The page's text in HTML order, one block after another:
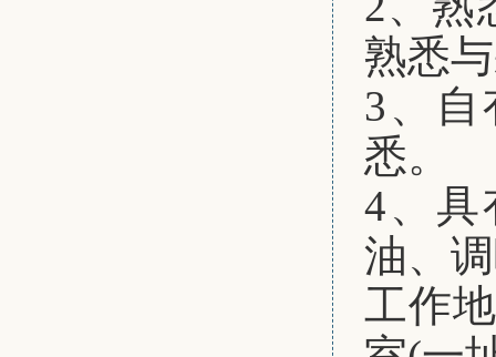
熟悉
3、自
悉。
4、具
油、
工作